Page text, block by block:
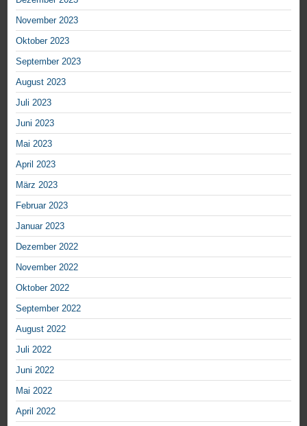
November 2023
Oktober 2023
September 2023
August 2023
Juli 2023
Juni 2023
Mai 2023
April 2023
März 2023
Februar 2023
Januar 2023
Dezember 2022
November 2022
Oktober 2022
September 2022
August 2022
Juli 2022
Juni 2022
Mai 2022
April 2022